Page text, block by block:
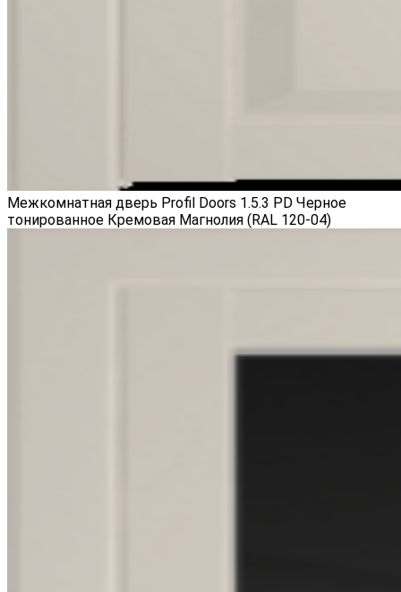
Межкомнатная дверь Profil Doors 1.5.3 PD Черное
тонированное Кремовая Магнолия (RAL 120-04)